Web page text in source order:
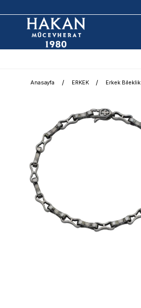
Anasayfa ERKEK Erkek Bileklik